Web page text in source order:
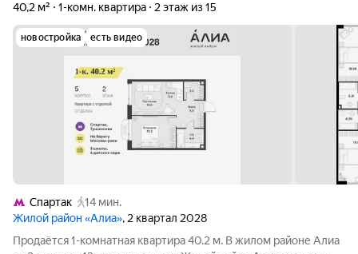
40,2 м²
1-комн. квартира 2 этаж из 15
новостройка есть видео
Спартак
14 мин.
Жилой район «Алиа», 2 квартал 2028
Продаётся 1-комнатная квартира 40.2 м. В жилом районе Алиа